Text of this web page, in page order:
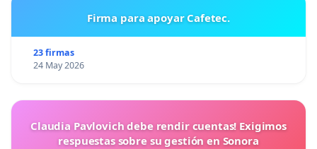
Firma para apoyar Cafetec.
23 firmas
24 May 2026
Claudia Pavlovich debe rendir cuentas! Exigimos
respuestas sobre su gestión en Sonora